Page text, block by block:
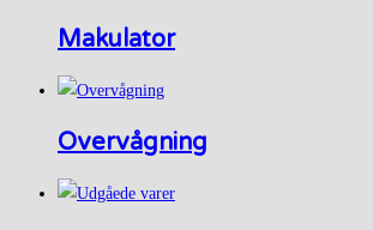
Makulator
Overvågning